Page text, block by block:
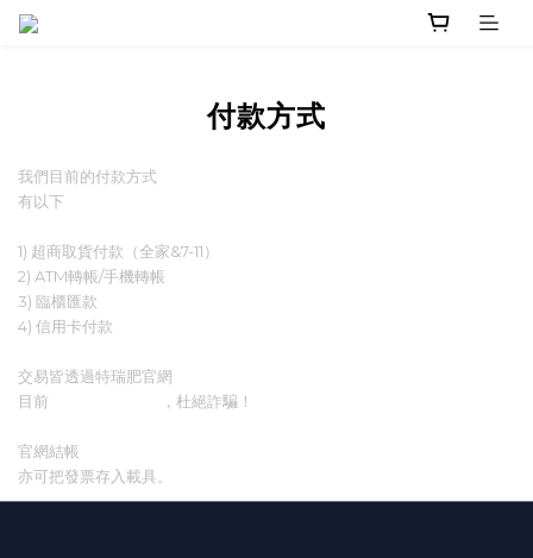
付款方式
我們目前的付款方式
有以下
1) 超商取貨付款（全家&7-11）
2) ATM轉帳/手機轉帳
3) 臨櫃匯款
4) 信用卡付款
交易皆透過特瑞肥官網
目前
，杜絕詐騙！
官網結帳
亦可把發票存入載具。